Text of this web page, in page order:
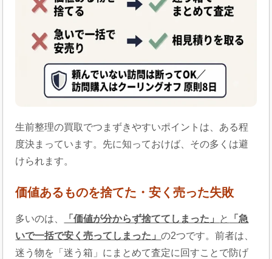
生前整理の買取でつまずきやすいポイントは、ある程
度決まっています。先に知っておけば、その多くは避
けられます。
価値あるものを捨てた・安く売った失敗
多いのは、 「価値が分からず捨ててしまった」 と
「急
いで一括で安く売ってしまった」の2つです。前者は、
迷う物を「迷う箱」にまとめて査定に回すことで防げ